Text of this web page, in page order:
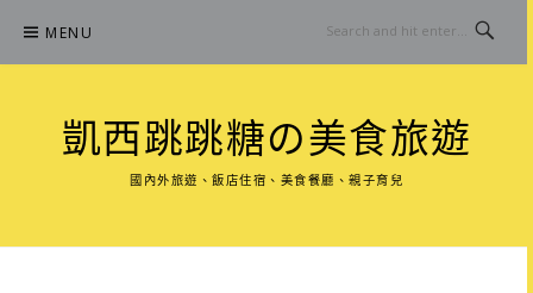
content
MENU
凱西跳跳糖の美食旅遊
國內外旅遊、飯店住宿、美食餐廳、親子育兒